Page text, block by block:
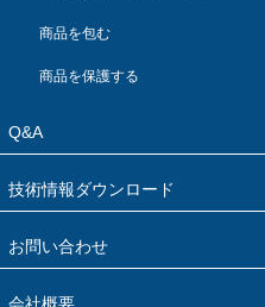
商品を包む
商品を保護する
Q&A
技術情報ダウンロード
お問い合わせ